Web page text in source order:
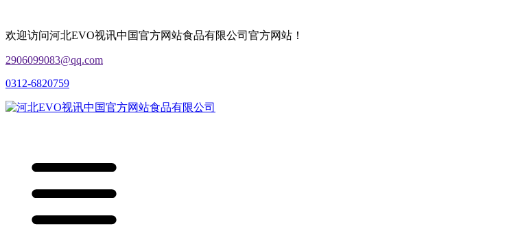
欢迎访问河北EVO视讯中国官方网站食品有限公司官方网站！
2906099083@qq.com
0312-6820759